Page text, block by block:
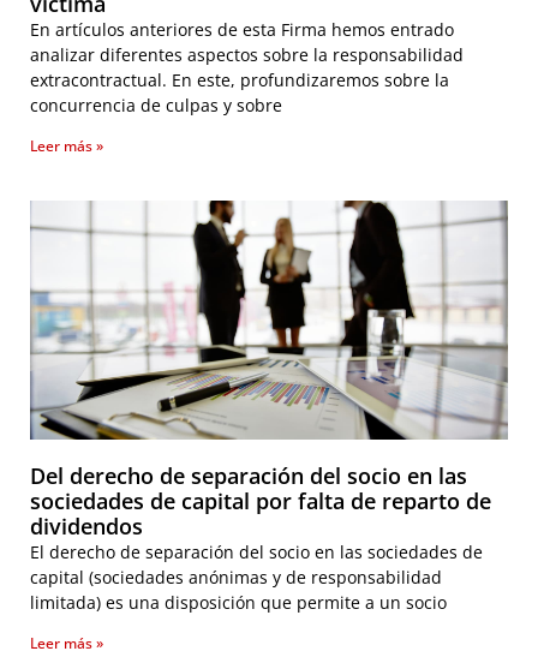
En artículos anteriores de esta Firma hemos entrado
analizar diferentes aspectos sobre la responsabilidad
extracontractual. En este, profundizaremos sobre la
concurrencia de culpas y sobre
Leer más »
Del derecho de separación del socio en las
sociedades de capital por falta de reparto de
dividendos
El derecho de separación del socio en las sociedades de
capital (sociedades anónimas y de responsabilidad
limitada) es una disposición que permite a un socio
Leer más »